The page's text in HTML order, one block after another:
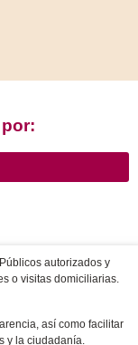
autorizados y
o visitas domiciliarias.
así como facilitar
y la ciudadanía.